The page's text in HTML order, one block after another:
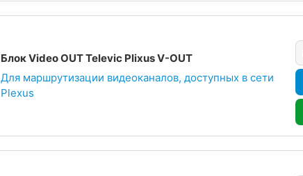
Блок Video OUT Televic Plixus V-OUT
Для маршрутизации видеоканалов, доступных в сети
Plexus